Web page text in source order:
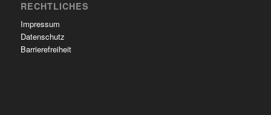
RECHTLICHES
Impressum
Datenschutz
Barrierefreiheit